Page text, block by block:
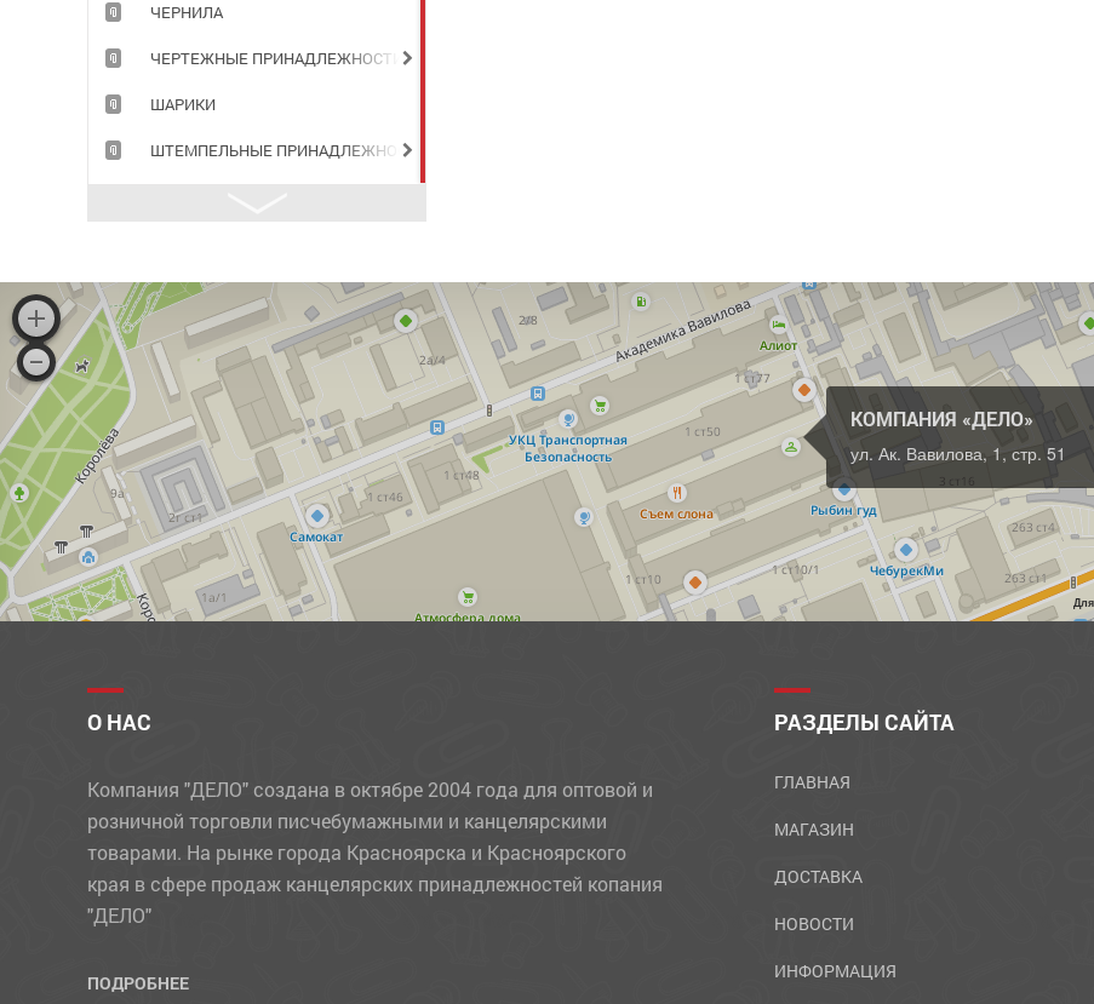
ЧЕРНИЛА
ЧЕРТЕЖНЫЕ ПРИНАДЛЕЖНОСТИ
ШАРИКИ
ШТЕМПЕЛЬНЫЕ ПРИНАДЛЕЖНОСТИ
КОМПАНИЯ «ДЕЛО»
ул. Ак. Вавилова, 1, стр. 51
О НАС
Компания "ДЕЛО" создана в октябре 2004 года для оптовой и
розничной торговли писчебумажными и канцелярскими
товарами. На рынке города Красноярска и Красноярского
края в сфере продаж канцелярских принадлежностей копания
"ДЕЛО"
ПОДРОБНЕЕ
РАЗДЕЛЫ САЙТА
ГЛАВНАЯ
МАГАЗИН
ДОСТАВКА
НОВОСТИ
ИНФОРМАЦИЯ